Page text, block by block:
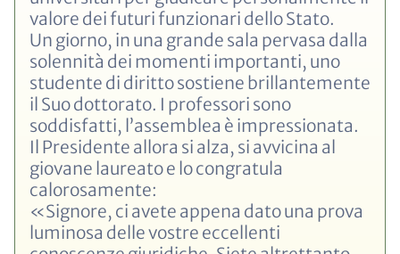
valore dei futuri funzionari dello Stato.
Un giorno, in una grande sala pervasa dalla
solennità dei momenti importanti, uno
studente di diritto sostiene brillantemente
il Suo dottorato. I professori sono
soddisfatti, l’assemblea è impressionata.
Il Presidente allora si alza, si avvicina al
giovane laureato e lo congratula
calorosamente:
«Signore, ci avete appena dato una prova
luminosa delle vostre eccellenti